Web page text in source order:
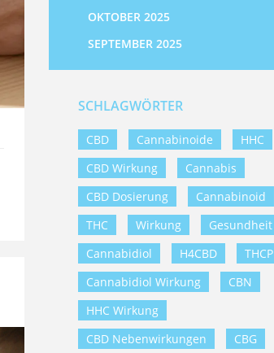
OKTOBER 2025
SEPTEMBER 2025
SCHLAGWÖRTER
CBD Cannabinoide
HHC
CBD Wirkung
Cannabis
CBD Dosierung
Cannabinoid
THC
Wirkung
Gesundheit
Cannabidiol
H4CBD
THCP
Cannabidiol Wirkung
CBN
HHC Wirkung
CBD Nebenwirkungen
CBG